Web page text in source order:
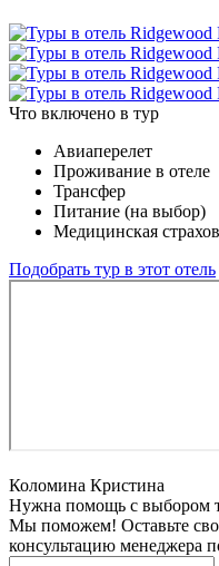
Что включено в тур
Авиаперелет
Проживание в отеле
Трансфер
Питание (на выбор)
Медицинская
Подобрать тур в этот отель
Коломина Кристина
Нужна помощь с выбором
Мы поможем! Оставьте
консультацию менеджера